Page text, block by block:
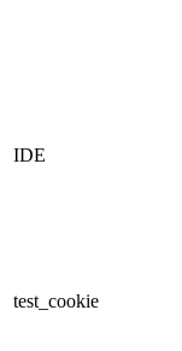
IDE
test_cookie